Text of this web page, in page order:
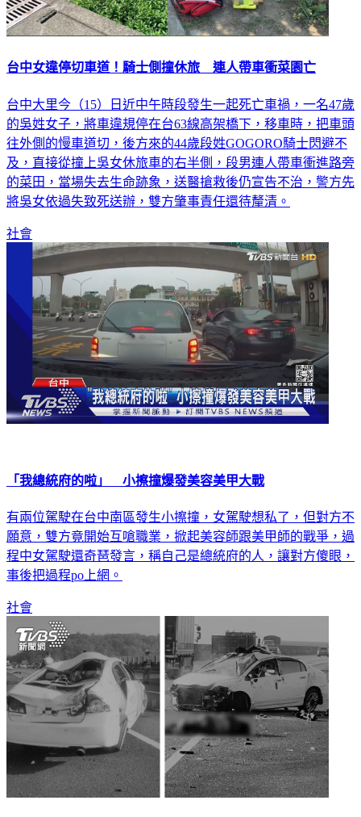
台中女違停切車道！騎士側撞休旅 連人帶車衝菜園亡
台中大里今（15）日近中午時段發生一起死亡車禍，一名47歲
的吳姓女子，將車違規停在台63線高架橋下，移車時，把車頭
往外側的慢車道切，後方來的44歲段姓GOGORO騎士閃避不
及，直接從撞上吳女休旅車的右半側，段男連人帶車衝進路旁
的菜田，當場失去生命跡象，送醫搶救後仍宣告不治，警方先
將吳女依過失致死送辦，雙方肇事責任還待釐清。
社會
「我總統府的啦」 小擦撞爆發美容美甲大戰
有兩位駕駛在台中南區發生小擦撞，女駕駛想私了，但對方不
願意，雙方竟開始互嗆職業，掀起美容師跟美甲師的戰爭，過
程中女駕駛還奇琶發言，稱自己是總統府的人，讓對方傻眼，
事後把過程po上網。
社會